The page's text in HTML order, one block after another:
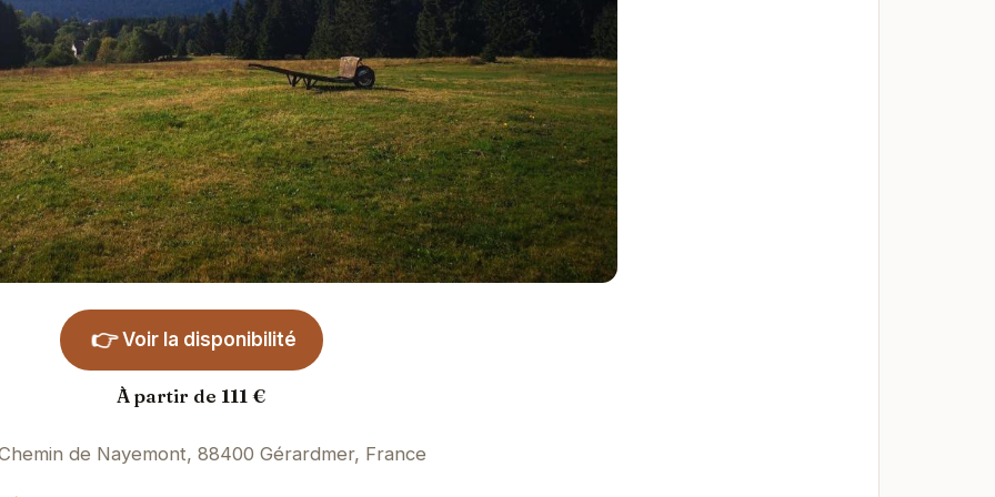
👉 Voir la disponibilité
À partir de 111 €
de Nayemont, 88400 Gérardmer, France